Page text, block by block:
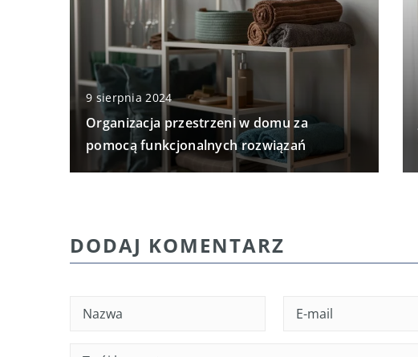
9 sierpnia 2024
Organizacja przestrzeni w domu za
pomocą funkcjonalnych rozwiązań
DODAJ KOMENTARZ